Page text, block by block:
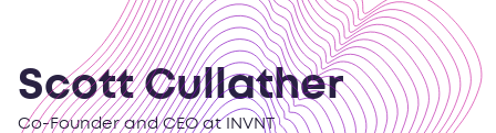
Scott Cullather
Co-Founder and CEO at INVNT